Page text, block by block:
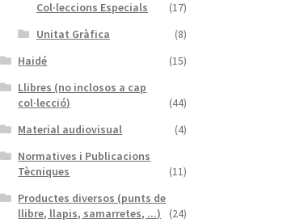
Col·leccions Especials
(17)
Unitat Gràfica
(8)
Haidé
(15)
Llibres (no inclosos a cap
col·lecció)
(44)
Material audiovisual
(4)
Normatives i Publicacions
Tècniques
(11)
Productes diversos (punts de
llibre, llapis, samarretes, ...)
(24)